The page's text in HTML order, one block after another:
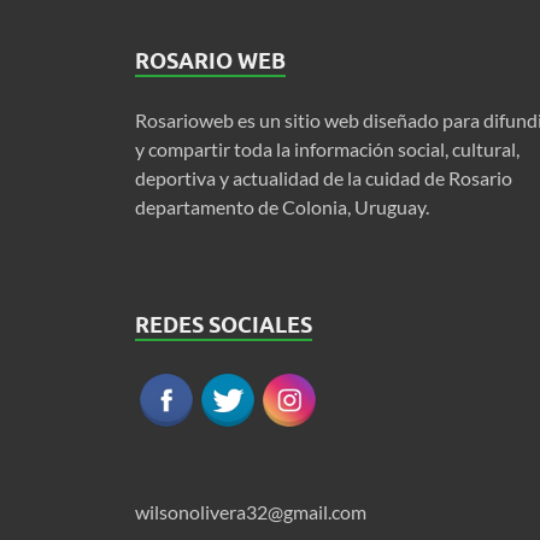
ROSARIO WEB
Rosarioweb es un sitio web diseñado para
y compartir toda la información social, cultural,
deportiva y actualidad de la cuidad de Rosario
departamento de Colonia, Uruguay.
REDES SOCIALES
wilsonolivera32@gmail.com